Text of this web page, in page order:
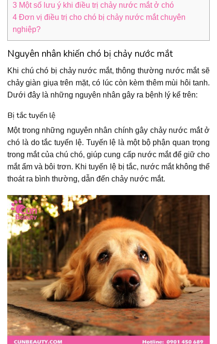
3 Một số lưu ý khi điều trị chảy nước mắt ở chó
4 Đơn vị điều trị cho chó bị chảy nước mắt chuyên
nghiệp?
Nguyên nhân khiến chó bị chảy nước mắt
Khi chú chó bị chảy nước mắt, thông thường nước mắt sẽ
chảy giàn giụa trên mặt, có lúc còn kèm thêm mùi hôi tanh.
Dưới đây là những nguyên nhân gây ra bệnh lý kể trên:
Bị tắc tuyến lệ
Một trong những nguyên nhân chính gây chảy nước mắt ở
chó là do tắc tuyến lệ. Tuyến lệ là một bộ phận quan trọng
trong mắt của chú chó, giúp cung cấp nước mắt để giữ cho
mắt ẩm và bôi trơn. Khi tuyến lệ bị tắc, nước mắt không thể
thoát ra bình thường, dẫn đến chảy nước mắt.